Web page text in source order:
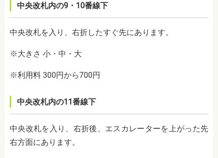
中央改札内の9・10番線下
中央改札を入り、右折したすぐ先にあります。
※大きさ 小・中・大
※利用料 300円から700円
中央改札内の11番線下
中央改札を入り、右折後、エスカレーターを上がった先
右方面にあります。